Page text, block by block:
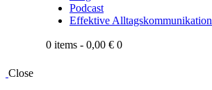
Podcast
Effektive Alltagskommunikation
0 items - 0,00 € 0
Close